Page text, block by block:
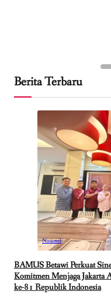
Berita Terbaru
Nasional
BAMUS Betawi Perkuat
Komitmen Menjaga Jakarta
ke-81 Republik Indonesia